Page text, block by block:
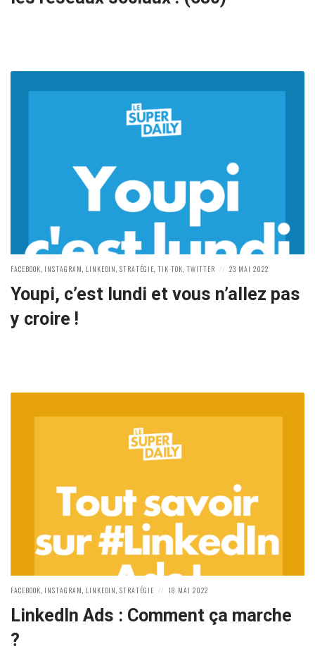
POSTED
FACEBOOK, INSTAGRAM, LINKEDIN,STRATÉGIE,TIK TOK,TWITTER
POSTED
23 MAI 2022
Youpi, c’est lundi et vous n’allez pas
y croire !
POSTED
FACEBOOK, INSTAGRAM, LINKEDIN,STRATÉGIE
POSTED
18 MAI 2022
LinkedIn Ads : Comment ça marche
?